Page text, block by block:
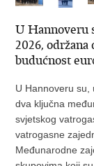
U Hannoveru
2026, održana
budućnost
U Hannoveru su,
dva ključna
svjetskog
vatrogasne
Međunarodne